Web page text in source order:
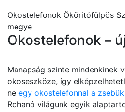
Okostelefonok Ököritófülpös
megye
Okostelefonok –
Manapság szinte mindenkinek
okoseszköze, így
ne egy okostelefonnal a
Rohanó világunk egyik